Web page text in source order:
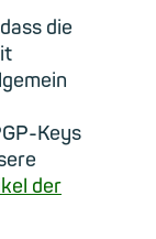
die
Keys
der